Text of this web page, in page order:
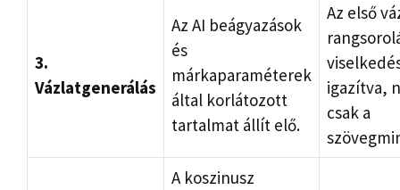
3.
Vázlatgenerálás
Az AI beágyazások
és
márkaparaméterek
által korlátozott
tartalmat állít elő.
Az első
igazítva,
csak a
A koszinusz